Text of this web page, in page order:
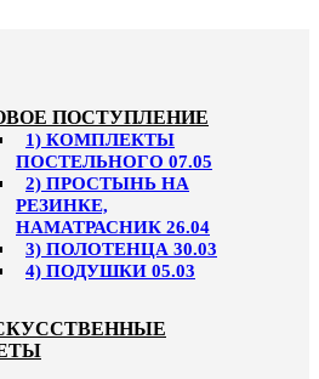
ПОСТУПЛЕНИЕ
1) КОМПЛЕКТЫ
ПОСТЕЛЬНОГО 07.05
2) ПРОСТЫНЬ НА
РЕЗИНКЕ,
НАМАТРАСНИК 26.04
3) ПОЛОТЕНЦА 30.03
4) ПОДУШКИ 05.03